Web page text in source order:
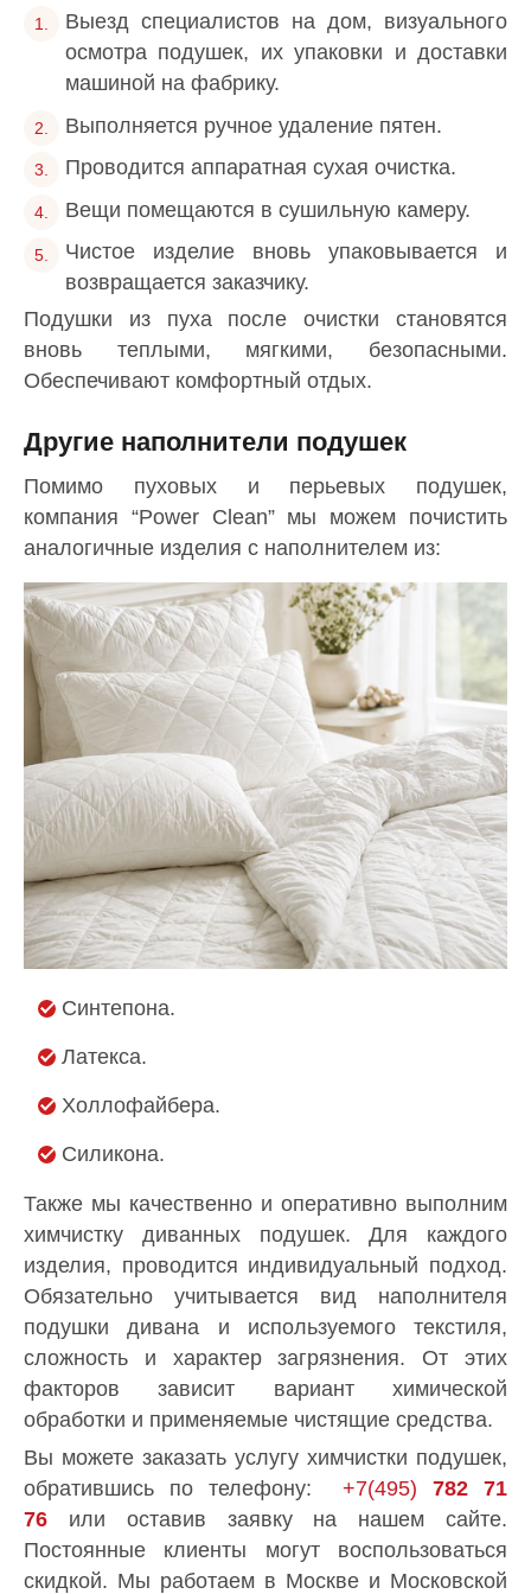
Выезд специалистов на дом, визуального
осмотра подушек, их упаковки и доставки
машиной на фабрику.
Выполняется ручное удаление пятен.
Проводится аппаратная сухая очистка.
Вещи помещаются в сушильную камеру.
Чистое изделие вновь упаковывается и
возвращается заказчику.
Подушки из пуха после очистки становятся
вновь теплыми, мягкими, безопасными.
Обеспечивают комфортный отдых.
Другие наполнители подушек
Помимо пуховых и перьевых подушек,
компания “Power Clean” мы можем почистить
аналогичные изделия с наполнителем из:
Синтепона.
Латекса.
Холлофайбера.
Силикона.
Также мы качественно и оперативно выполним
химчистку диванных подушек. Для каждого
изделия, проводится индивидуальный подход.
Обязательно учитывается вид наполнителя
подушки дивана и используемого текстиля,
сложность и характер загрязнения. От этих
факторов зависит вариант химической
обработки и применяемые чистящие средства.
Вы можете заказать услугу химчистки подушек,
обратившись по телефону:
+7(495) 782 71
76
или оставив заявку на нашем сайте.
Постоянные клиенты могут воспользоваться
скидкой. Мы работаем в Москве и Московской